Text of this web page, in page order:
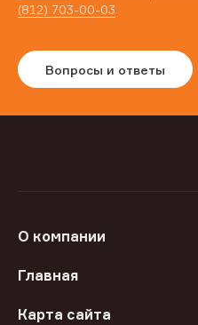
(812) 703-00-03
Вопросы и ответы
О компании
Главная
Карта сайта